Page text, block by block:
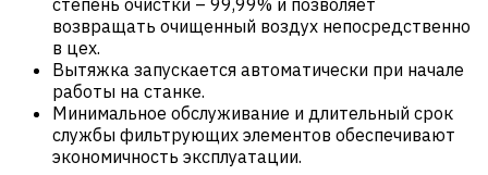
возвращать очищенный воздух непосредственно
в цех.
Вытяжка запускается автоматически при начале
работы на станке.
Минимальное обслуживание и длительный срок
службы фильтрующих элементов обеспечивают
экономичность эксплуатации.